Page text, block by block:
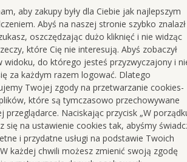
aby zakupy były dla Ciebie jak najlepszym
Abyś na naszej stronie szybko
oszczędzając dużo kliknięć i nie widząc
które Cię nie interesują. Abyś zobaczył
widoku, do którego jesteś przyzwyczajony i
za każdym razem logować. Dlatego
Twojej zgody na przetwarzanie cookies-
które są tymczasowo przechowywane
przeglądarce. Naciskając przycisk „W
się na ustawienie cookies tak, abyśmy
i przydatne usługi na podstawie Twoich
każdej chwili możesz zmienić swoją zgodę
!
w pobliżu łatwopalnych
pochyłych powierzchniach, a także
dostaną się do niej dzieci i zwierzęta.
płonącej świecy bez nadzoru
ją zgasić kiedy wychodzisz.
świecęna niepalnej,
lubszklanej podkładcealbo